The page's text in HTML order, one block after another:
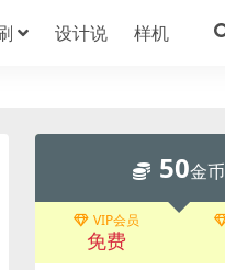
设计说 样机
50金币
VIP会员
免费